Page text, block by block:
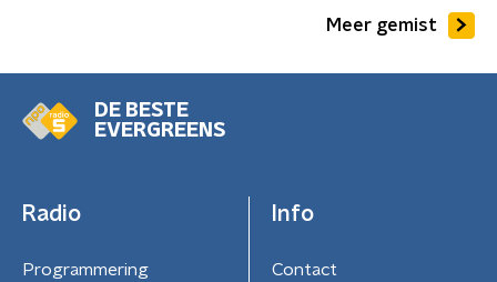
Meer gemist
DE BESTE
EVERGREENS
Radio
Programmering
Info
Contact